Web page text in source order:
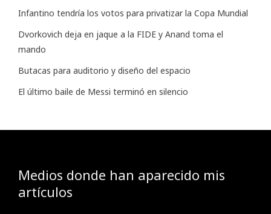
Infantino tendría los votos para privatizar la Copa Mundial
Dvorkovich deja en jaque a la FIDE y Anand toma el
mando
Butacas para auditorio y diseño del espacio
El último baile de Messi terminó en silencio
Medios donde han aparecido mis
artículos